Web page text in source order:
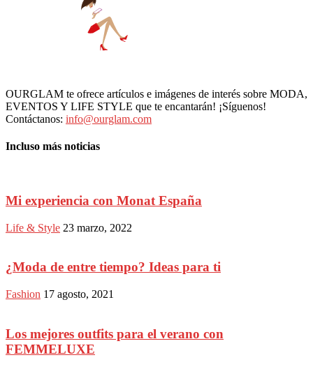
OURGLAM te ofrece artículos e imágenes de interés sobre MODA,
EVENTOS Y LIFE STYLE que te encantarán! ¡Síguenos!
Contáctanos: info@ourglam.com
Incluso más noticias
Mi experiencia con Monat España
Life & Style 23 marzo, 2022
¿Moda de entre tiempo? Ideas para ti
Fashion 17 agosto, 2021
Los mejores outfits para el verano con
FEMMELUXE